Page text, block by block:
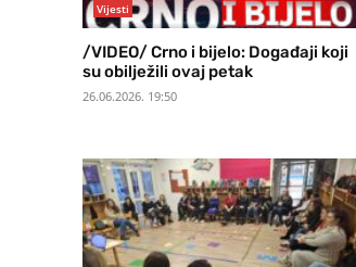
Vijesti
/VIDEO/ Crno i bijelo: Događaji koji
su obilježili ovaj petak
26.06.2026. 19:50